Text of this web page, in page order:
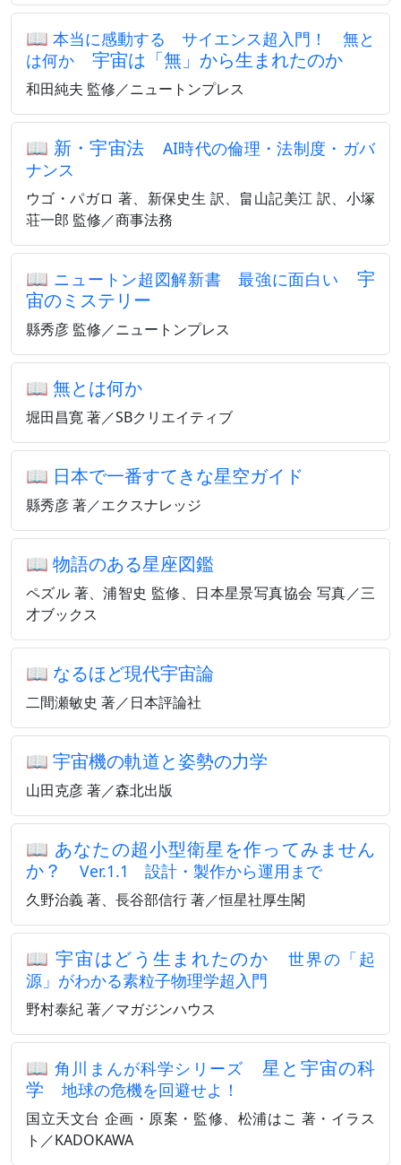
📖 本当に感動する サイエンス超入門！ 無と
は何か 宇宙は「無」から生まれたのか
和田純夫 監修／ニュートンプレス
📖 新・宇宙法 AI時代の倫理・法制度・ガバ
ナンス
ウゴ・パガロ 著、新保史生 訳、畠山記美江 訳、小塚
荘一郎 監修／商事法務
📖 ニュートン超図解新書 最強に面白い
宇
宙のミステリー
縣秀彦 監修／ニュートンプレス
📖 無とは何か
堀田昌寛 著／SBクリエイティブ
📖 日本で一番すてきな星空ガイド
縣秀彦 著／エクスナレッジ
📖 物語のある星座図鑑
ペズル 著、浦智史 監修、日本星景写真協会 写真／三
才ブックス
📖 なるほど現代宇宙論
二間瀬敏史 著／日本評論社
📖 宇宙機の軌道と姿勢の力学
山田克彦 著／森北出版
📖 あなたの超小型衛星を作ってみません
か？ Ver.1.1 設計・製作から運用まで
久野治義 著、長谷部信行 著／恒星社厚生閣
📖宇宙はどう生まれたのか世界の「起
源」がわかる素粒子物理学超入門
野村泰紀 著／マガジンハウス
📖角川まんが科学シリーズ
星と宇宙の科
学 地球の危機を回避せよ！
国立天文台 企画・原案・監修、松浦はこ 著・イラス
ト／KADOKAWA